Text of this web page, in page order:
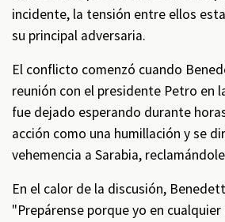
incidente, la tensión entre ellos
su principal adversaria.
El conflicto comenzó cuando
reunión con el presidente Petro en
fue dejado esperando durante
acción como una humillación y se
vehemencia a Sarabia,
En el calor de la discusión,
"Prepárense porque yo en